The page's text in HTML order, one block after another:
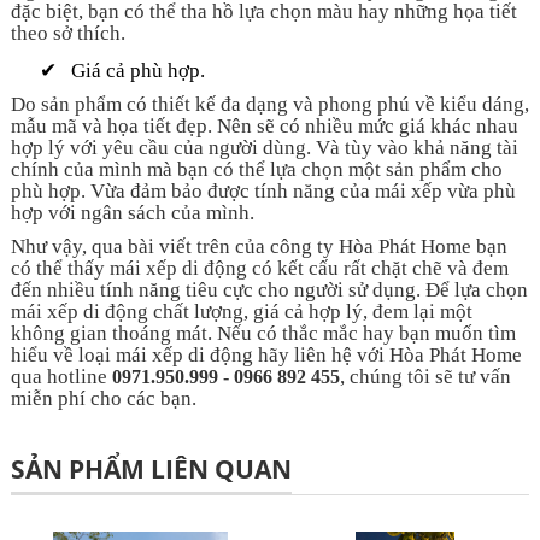
đặc biệt, bạn có thể tha hồ lựa chọn màu hay những họa tiết
theo sở thích.
✔
Giá cả phù hợp.
Do sản phẩm có thiết kế đa dạng và phong phú về kiểu dáng,
mẫu mã và họa tiết đẹp. Nên sẽ có nhiều mức giá khác nhau
hợp lý với yêu cầu của người dùng. Và tùy vào khả năng tài
chính của mình mà bạn có thể lựa chọn một sản phẩm cho
phù hợp. Vừa đảm bảo được tính năng của mái xếp vừa phù
hợp với ngân sách của mình.
Như vậy, qua bài viết trên của công ty Hòa Phát Home bạn
có thể thấy mái xếp di động có kết cấu rất chặt chẽ và đem
đến nhiều tính năng tiêu cực cho người sử dụng. Để lựa chọn
mái xếp di động chất lượng, giá cả hợp lý, đem lại một
không gian thoáng mát. Nếu có thắc mắc hay bạn muốn tìm
hiểu về loại mái xếp di động hãy liên hệ với Hòa Phát Home
qua hotline 0971.950.999 - 0966 892 455, chúng tôi sẽ tư vấn
miễn phí cho các bạn.
SẢN PHẨM LIÊN QUAN